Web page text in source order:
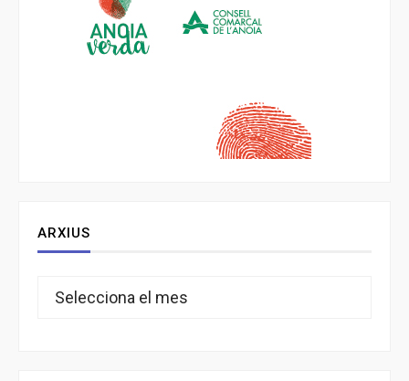
ARXIUS